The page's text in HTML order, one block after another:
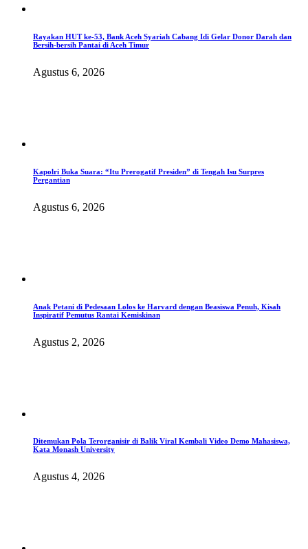
Rayakan HUT ke-53, Bank Aceh Syariah Cabang Idi Gelar Donor Darah dan
Bersih-bersih Pantai di Aceh Timur
Agustus 6, 2026
Kapolri Buka Suara: “Itu Prerogatif Presiden” di Tengah Isu Surpres
Pergantian
Agustus 6, 2026
Anak Petani di Pedesaan Lolos ke Harvard dengan Beasiswa Penuh, Kisah
Inspiratif Pemutus Rantai Kemiskinan
Agustus 2, 2026
Ditemukan Pola Terorganisir di Balik Viral Kembali Video Demo Mahasiswa,
Kata Monash University
Agustus 4, 2026